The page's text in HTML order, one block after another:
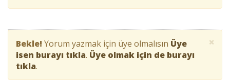
×
Bekle! Yorum yazmak için üye olmalısın Üye
isen burayı tıkla. Üye olmak için de burayı
tıkla.